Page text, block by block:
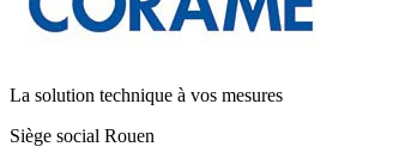
La solution technique à vos mesures
Siège social Rouen